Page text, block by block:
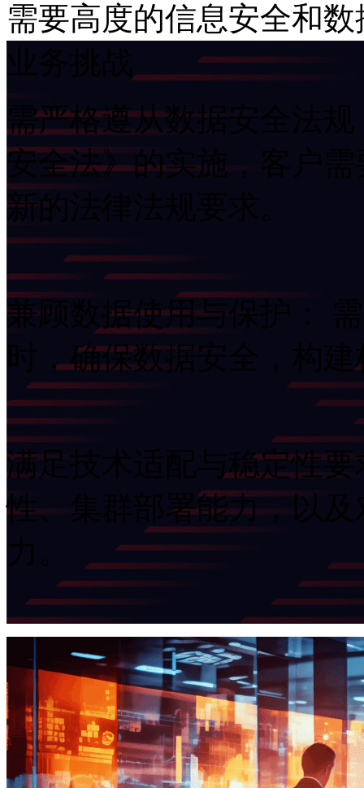
需要高度的信息安全和
需严格遵从数据安全法规
安全法》的实施，客
新的法律法规要求。
兼顾数据使用与保护
时，确保数据安全，
满足技术适配与稳定性要
性、集群部署能力，